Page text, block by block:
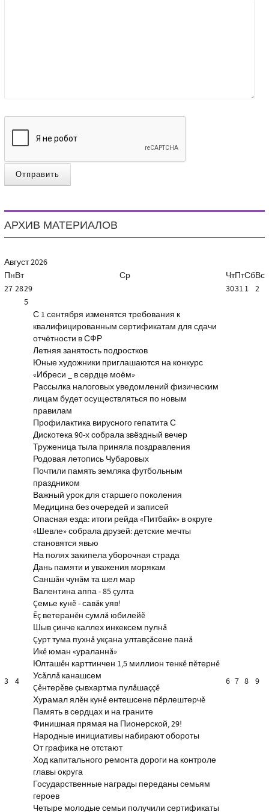
Отправить
АРХИВ МАТЕРИАЛОВ
Август2026
ПнВт Ср ЧтПтСбВс
27 2829 30311 2
3 4
5
С 1 сентября изменятся требования к
квалифицированным сертификатам для сдачи
отчётности в СФР
Летняя занятость подростков
Юные художники приглашаются на конкурс
«Ибреси _ в сердце моём»
Рассылка налоговых уведомлений физическим
лицам будет осуществляться по новым
правилам
Профилактика вирусного гепатита С
Дискотека 90-х собрала звёздный вечер
Труженица тыла приняла поздравления
Родовая летопись Чубаровых
Почтили память земляка футбольным
праздником
Важный урок для старшего поколения
Медицина без очередей и записей
Опасная езда: итоги рейда «Питбайк» в округе
«Шевле» собрала друзей: детские мечты
становятся явью
На полях закипела уборочная страда
Дань памяти и уважения морякам
Саншăн чунăм та шел мар
Валентина аппа - 85 çулта
Çемье кунĕ - савăк уяв!
Ĕç ветеранĕн сумлă юбилейĕ
Шыв çинче каллех инкексем пулнă
Çурт тума пухнă укçана ултавçăсене панă
Икĕ юман «ураланнă»
Юлташĕн карттинчен 1,5 миллион тенкĕ пĕтернĕ
Усăллă канашсем
Çĕнтерĕве çывхартма пулăшаççĕ
Хурамал ялĕн кунĕ ентешсене пĕрлештерчĕ
Память в сердцах и на граните
Финишная прямая на Пионерской, 29!
Народные инициативы набирают обороты
От графика не отстают
Ход капитального ремонта дороги на контроле
главы округа
Государственные награды переданы семьям
героев
Четыре молодые семьи получили сертификаты
6 7 8 9